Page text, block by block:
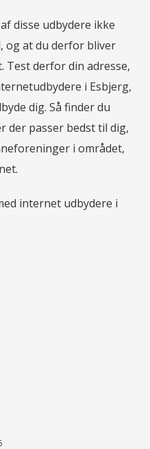
disse udbydere ikke
og at du derfor bliver
derfor din adresse,
i Esbjerg,
dig. Så finder du
der passer bedst til dig,
i området,
internet udbydere i